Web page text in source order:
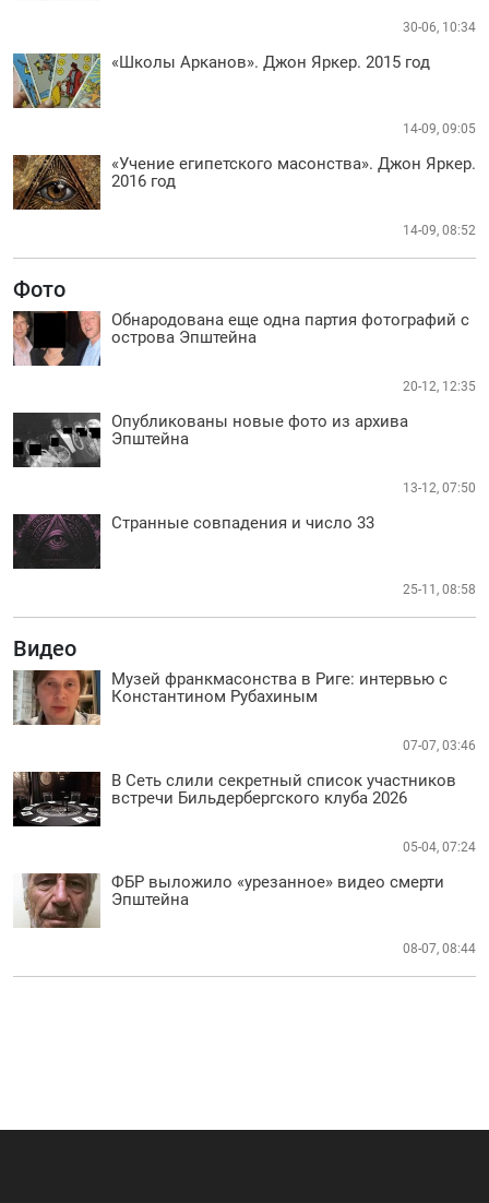
30-06, 10:34
«Школы Арканов». Джон Яркер. 2015 год
14-09, 09:05
«Учение египетского масонства». Джон Яркер.
2016 год
14-09, 08:52
Фото
Обнародована еще одна партия фотографий с
острова Эпштейна
20-12, 12:35
Опубликованы новые фото из архива
Эпштейна
13-12, 07:50
Странные совпадения и число 33
25-11, 08:58
Видео
Музей франкмасонства в Риге: интервью с
Константином Рубахиным
07-07, 03:46
В Сеть слили секретный список участников
встречи Бильдербергского клуба 2026
05-04, 07:24
ФБР выложило «урезанное» видео смерти
Эпштейна
08-07, 08:44